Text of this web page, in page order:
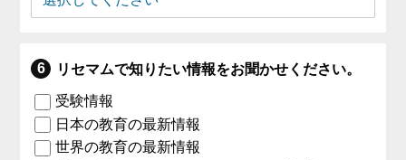
リセマムで知りたい情報をお聞かせください。
受験情報
日本の教育の最新情報
世界の教育の最新情報